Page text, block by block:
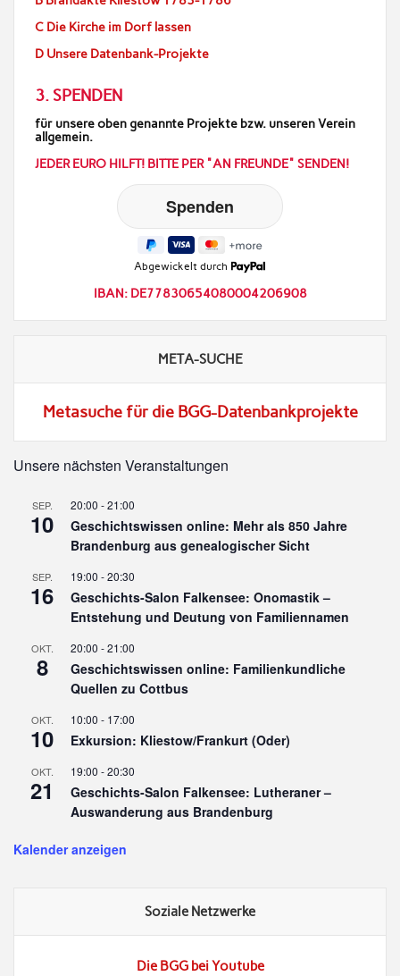
C Die Kirche im Dorf lassen
D Unsere Datenbank-Projekte
3. SPENDEN
für unsere oben genannte Projekte bzw. unseren Verein
allgemein.
JEDER EURO HILFT! BITTE PER "AN FREUNDE" SENDEN!
Abgewickelt durch
IBAN: DE77830654080004206908
META-SUCHE
Metasuche für die BGG-Datenbankprojekte
Unsere nächsten Veranstaltungen
SEP.
10
20:00 -21:00
Geschichtswissen online: Mehr als 850 Jahre
Brandenburg aus genealogischer Sicht
SEP.
16
19:00 -20:30
Geschichts-Salon Falkensee: Onomastik –
Entstehung und Deutung von Familiennamen
OKT.
8
20:00 -21:00
Geschichtswissen online: Familienkundliche
Quellen zu Cottbus
OKT.
10
10:00 - 17:00
Exkursion: Kliestow/Frankurt (Oder)
OKT.
21
19:00 -20:30
Geschichts-Salon Falkensee: Lutheraner –
Auswanderung aus Brandenburg
Kalender anzeigen
Soziale Netzwerke
Die BGG bei Youtube